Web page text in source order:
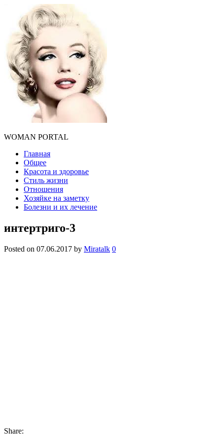
WOMAN PORTAL
Главная
Общее
Красота и здоровье
Стиль жизни
Отношения
Хозяйке на заметку
Болезни и их лечение
интертриго-3
Posted on 07.06.2017 by Miratalk 0
Share: